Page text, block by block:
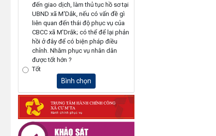
đến giao dịch, làm thủ tục hồ sơ tại
UBND xã M'Dắk, nếu có vấn đề gì
liên quan đến thái độ phục vụ của
CBCC xã M'Drắk; có thể để lại phản
hồi ở đây để có biện pháp điều
chỉnh. Nhằm phục vụ nhân dân
được tốt hớn ?
Tốt
Bình chọn